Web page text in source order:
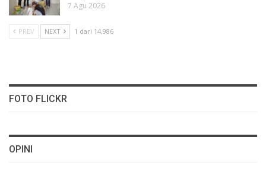
7 Agu 2026
PREV NEXT 1 dari 14,986
FOTO FLICKR
OPINI